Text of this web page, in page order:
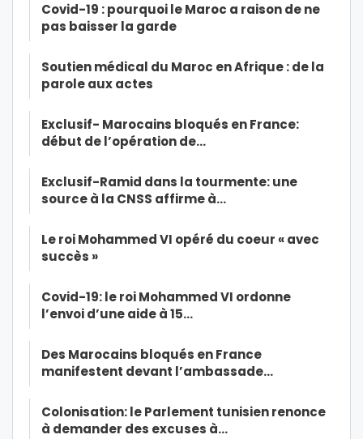
Covid-19 : pourquoi le Maroc a raison de ne
pas baisser la garde
Soutien médical du Maroc en Afrique : de la
parole aux actes
Exclusif- Marocains bloqués en France:
début de l’opération de…
Exclusif-Ramid dans la tourmente: une
source à la CNSS affirme à…
Le roi Mohammed VI opéré du coeur « avec
succès »
Covid-19: le roi Mohammed VI ordonne
l’envoi d’une aide à 15…
Des Marocains bloqués en France
manifestent devant l’ambassade…
Colonisation: le Parlement tunisien renonce
à demander des excuses à…